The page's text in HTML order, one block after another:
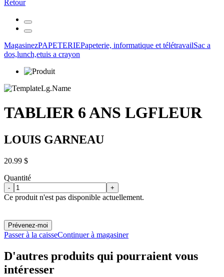
Retour
MagasinezPAPETERIEPapeterie, informatique et télétravailSac a
dos,lunch,etuis a crayon
TABLIER 6 ANS LGFLEUR
LOUIS GARNEAU
20.99 $
Quantité
- +
Ce produit n'est pas disponible actuellement.
Prévenez-moi
Passer à la caisseContinuer à magasiner
D'autres produits qui pourraient vous
intéresser